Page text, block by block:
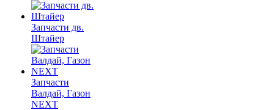
Запчасти дв.
Штайер
Запчасти
Валдай, Газон
NEXT